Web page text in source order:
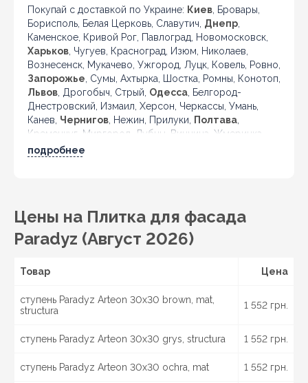
Покупай с доставкой по Украине: Киев , Бровары,
Борисполь, Белая Церковь, Славутич, Днепр
Каменское, Кривой Рог, Павлоград, Новомосковск,
Харьков , Чугуев, Красноград, Изюм, Николаев,
Вознесенск, Мукачево, Ужгород, Луцк, Ковель, Ровно,
Запорожье , Сумы, Ахтырка, Шостка, Ромны, Конотоп,
Львов , Дрогобыч, Стрый, Одесса , Белгород-
Днестровский, Измаил, Херсон, Черкассы, Умань,
Канев, Чернигов , Нежин, Прилуки, Полтава
Кременчуг, Миргород, Лубны, Винница, Жмеринка,
Гайсин, Бердичев, Житомир, Новоград-Волынский,
подробнее
Цены на Плитка для фасада
Paradyz (Август 2026)
Товар Цена
ступень Paradyz Arteon 30x30 brown, mat,
structura
1 552 грн.
ступень Paradyz Arteon 30x30 grys, structura 1 552 грн.
ступень Paradyz Arteon 30x30 ochra, mat 1 552 грн.